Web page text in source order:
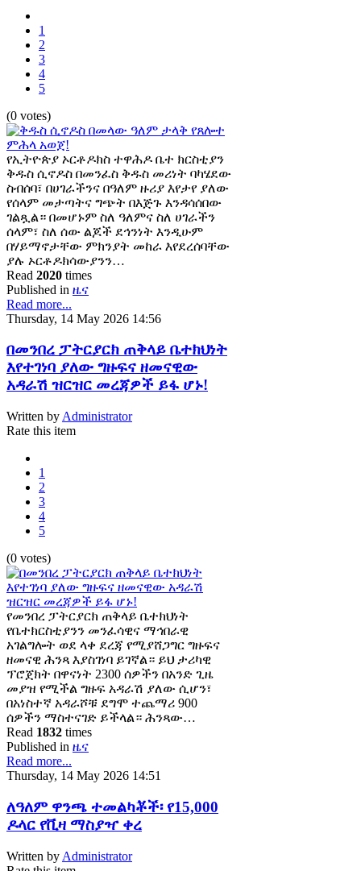
1
2
3
4
5
(0 votes)
የኢትዮጵያ ኦርቶዶክስ ተዋሕዶ ቤተ ክርስቲያን
ቅዱስ ሲኖዶስ በመንፈስ ቅዱስ መሪነት ባካሄደው
ስብሰባ፣ በሀገራችንና በዓለም ዙሪያ እየታየ ያለው
የሰላም መታጣትና ግጭት በእጅጉ እንዳሳሰበው
ገልጿል። በመሆኑም ስለ ዓለምና ስለ ሀገራችን
ሰላም፣ ስለ ሰው ልጆች ደኅንነት እንዲሁም
በሃይማኖታቸው ምክንያት መከራ እየደረሰባቸው
ያሉ ኦርቶዶክሳውያንን…
Read 2020 times
Published in ዜና
Read more...
Thursday, 14 May 2026 14:56
በመንበረ ፓትርያርክ ጠቅላይ ቤተክህነት
እየተገነባ ያለው ግዙፍና ዘመናዊው
አዳራሽ ዝርዝር መረጃዎች ይፋ ሆኑ!
Written by Administrator
Rate this item
1
2
3
4
5
(0 votes)
የመንበረ ፓትርያርክ ጠቅላይ ቤተክህነት
የቤተክርስቲያንን መንፈሳዊና ማኅበራዊ
አገልግሎት ወደ ላቀ ደረጃ የሚያሸጋግር ግዙፍና
ዘመናዊ ሕንጻ እያስገነባ ይገኛል። ይህ ታሪካዊ
ፕሮጀክት በዋናነት 2300 ሰዎችን በአንድ ጊዜ
መያዝ የሚችል ግዙፍ አዳራሽ ያለው ሲሆን፣
በአነስተኛ አዳራሾቹ ደግሞ ተጨማሪ 900
ሰዎችን ማስተናገድ ይችላል። ሕንጻው…
Read 1832 times
Published in ዜና
Read more...
Thursday, 14 May 2026 14:51
ለዓለም ዋንጫ ተመልካቾች፡ የ15,000
ዶላር የቪዛ ማስያዣ ቀረ
Written by Administrator